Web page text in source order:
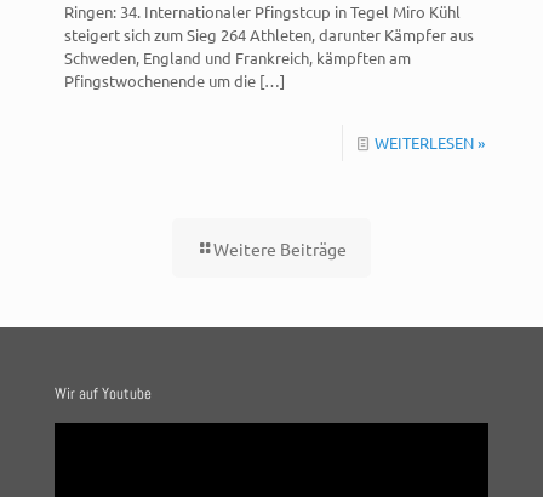
Ringen: 34. Internationaler Pfingstcup in Tegel Miro Kühl
steigert sich zum Sieg 264 Athleten, darunter Kämpfer aus
Schweden, England und Frankreich, kämpften am
Pfingstwochenende um die […]
WEITERLESEN »
Weitere Beiträge
Wir auf Youtube